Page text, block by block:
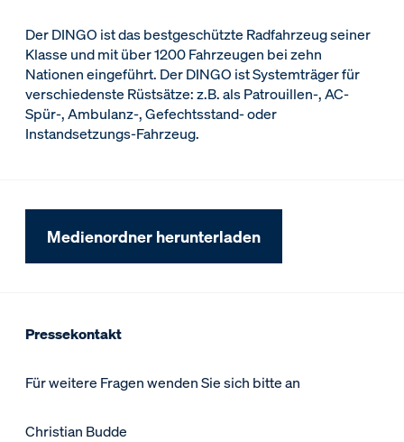
Der DINGO ist das bestgeschützte Radfahrzeug seiner
Klasse und mit über 1200 Fahrzeugen bei zehn
Nationen eingeführt. Der DINGO ist Systemträger für
verschiedenste Rüstsätze: z.B. als Patrouillen-, AC-
Spür-, Ambulanz-, Gefechtsstand- oder
Instandsetzungs-Fahrzeug.
Medienordner herunterladen
Pressekontakt
Für weitere Fragen wenden Sie sich bitte an
Christian Budde